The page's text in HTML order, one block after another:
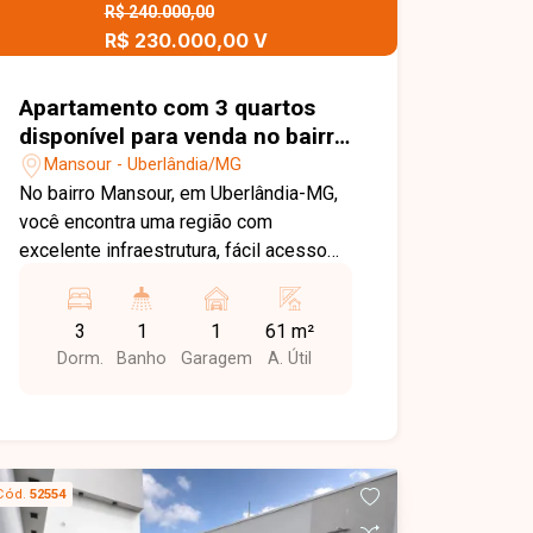
localizado e com ótimo potencial para
instalação ou expansão de negócios
de Uberlândia.
R$ 240.000,00
R$ 230.000,00 V
Apartamento com 3 quartos
disponível para venda no bairro
Mansour em Uberlândia-MG
Mansour - Uberlândia/MG
No bairro Mansour, em Uberlândia-MG,
você encontra uma região com
excelente infraestrutura, fácil acesso
proximidade com supermercados,
escolas, comércios e diversos
serviços, proporcionando praticidade,
espaçosa, 3 quartos, banheiro social,
cozinha planejada com armários, área
3
Dorm.
1
Banho
1
Garagem
61 m²
A. Útil
52554